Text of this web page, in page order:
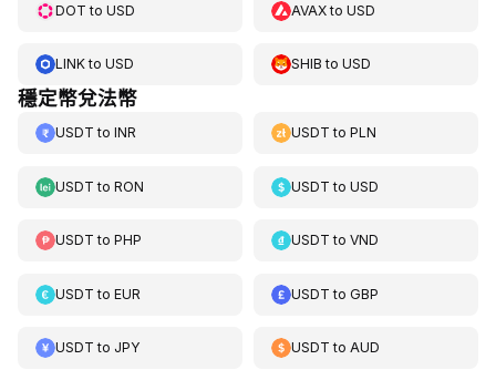
DOT to USD AVAXtoUSD
LINKto USD SHIB toUSD
穩定幣兌法幣
USDT to INR USDT toPLN
USDT to RON USDT toUSD
USDT to PHP USDT toVND
USDT to EUR USDT toGBP
USDT to JPY USDT toAUD